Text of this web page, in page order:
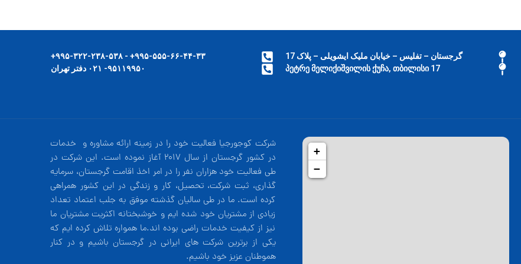
۹۹۵-۵۵۵-۶۶-۴۴-۳۳+ - ۹۹۵-۳۲۲-۲۳۸-۵۳۸+
۹۵۱۱۹۹۵۰- ۰۲۱ دفتر تهران
گرجستان – تفلیس – خیابان ملیک ایشویلی – پلاک 17
17 პეტრე მელიქიშვილის ქუჩა, თბილისი
شرکت کوجورجیا فعالیت خود را در زمینه ارائه مشاوره و خدمات
در کشور گرجستان از سال 2017 آغاز نموده است. این شرکت در
طی فعالیت خود هزاران نفر را در امر اخذ اقامت گرجستان، سرمایه
گذاری، ثبت شرکت، تحصیل، کار و زندگی در این کشور همراهی
کرده است. ما در طی سالیان گذشته موفق به جلب اعتماد تعداد
زیادی از مشتریان خود شده ایم و خوشبختانه اکثریت مشتریان ما
نیز از کیفیت خدمات راضی بوده اند.ما همواره تلاش کرده ایم که
یکی از برترین شرکت های ایرانی در گرجستان باشیم و در کنار
هموطنان عزیز خود باشیم.
+
−